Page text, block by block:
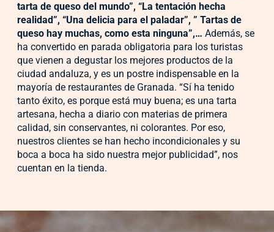
tarta de queso del mundo”, “La tentación hecha
realidad”, “Una delicia para el paladar”, ” Tartas de
queso hay muchas, como esta ninguna”,… Además, se
ha convertido en parada obligatoria para los turistas
que vienen a degustar los mejores productos de la
ciudad andaluza, y es un postre indispensable en la
mayoría de restaurantes de Granada. “Sí ha tenido
tanto éxito, es porque está muy buena; es una tarta
artesana, hecha a diario con materias de primera
calidad, sin conservantes, ni colorantes. Por eso,
nuestros clientes se han hecho incondicionales y su
boca a boca ha sido nuestra mejor publicidad”, nos
cuentan en la tienda.